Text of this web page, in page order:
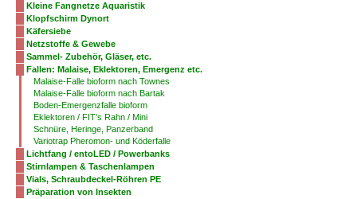
Kleine Fangnetze Aquaristik
Klopfschirm Dynort
Käfersiebe
Netzstoffe & Gewebe
Sammel- Zubehör, Gläser, etc.
Fallen: Malaise, Eklektoren, Emergenz etc.
Malaise-Falle bioform nach Townes
Malaise-Falle bioform nach Bartak
Boden-Emergenzfalle bioform
Eklektoren / FIT's Rahn / Mini
Schnüre, Heringe, Panzerband
Variotrap Pheromon- und Köderfalle
Lichtfang / entoLED / Powerbanks
Stirnlampen & Taschenlampen
Vials, Schraubdeckel-Röhren PE
Präparation von Insekten